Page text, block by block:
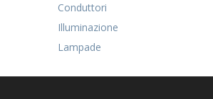
Conduttori
Illuminazione
Lampade